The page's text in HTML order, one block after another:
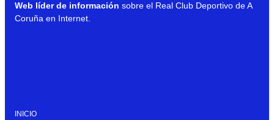
Web líder de información sobre el Real Club Deportivo de A
Coruña en Internet.
INICIO